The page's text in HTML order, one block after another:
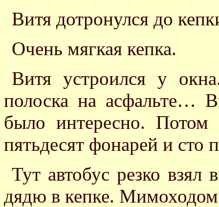
Витя дотронулся до
Очень мягкая кепка.
Витя устроился у
полоска на асфальте…
было интересно.
пятьдесят фонарей и сто
Тут автобус резко
дядю в кепке. Мимоходом